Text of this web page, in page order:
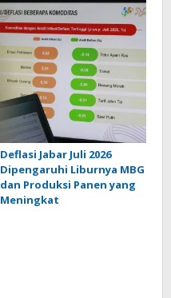
Deflasi Jabar Juli 2026
Dipengaruhi Liburnya MBG
dan Produksi Panen yang
Meningkat